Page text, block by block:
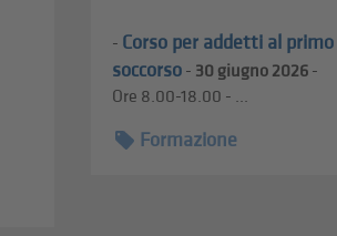
- Corso per addetti al primo
soccorso - 30 giugno 2026 -
Ore 8.00-18.00 - ...
Formazione